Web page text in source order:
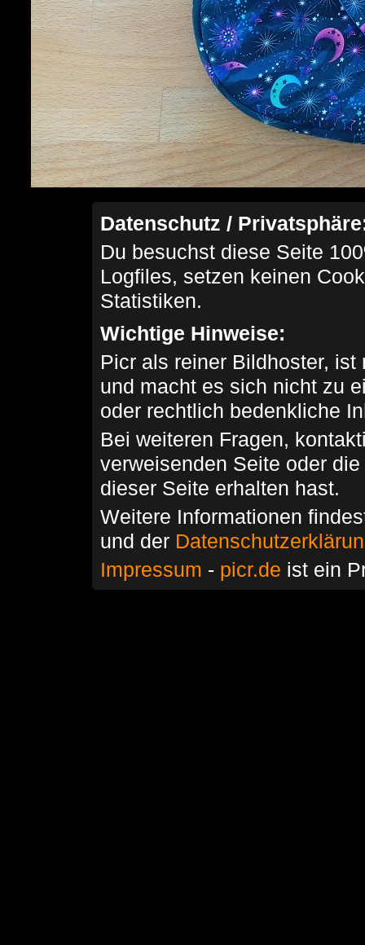
Datenschutz /
Du besuchst diese Seite
Logfiles, setzen keinen
Statistiken.
Wichtige Hinweise:
Picr als reiner Bildhoster,
und macht es sich nicht zu
oder rechtlich bedenkliche
Bei weiteren Fragen,
verweisenden Seite oder
dieser Seite erhalten hast.
Weitere Informationen
und der
Impressum - picr.de ist ein